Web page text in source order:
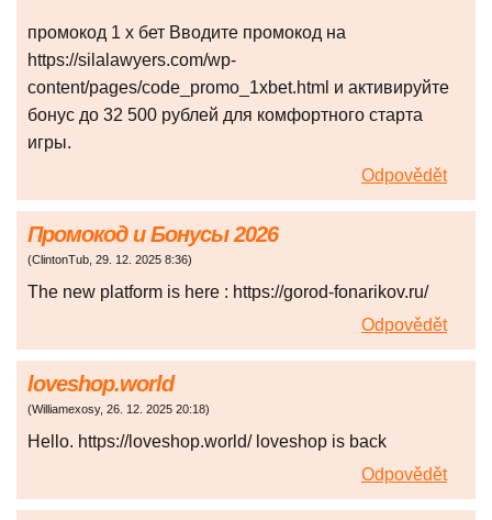
промокод 1 х бет Вводите промокод на
https://silalawyers.com/wp-
content/pages/code_promo_1xbet.html и активируйте
бонус до 32 500 рублей для комфортного старта
игры.
Odpovědět
Промокод и Бонусы 2026
(ClintonTub, 29. 12. 2025 8:36)
The new platform is here : https://gorod-fonarikov.ru/
Odpovědět
loveshop.world
(Williamexosy, 26. 12. 2025 20:18)
Hello. https://loveshop.world/ loveshop is back
Odpovědět